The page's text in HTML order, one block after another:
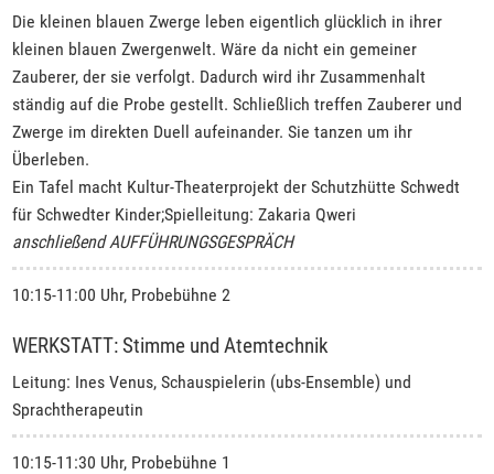
Die kleinen blauen Zwerge leben eigentlich glücklich in ihrer
kleinen blauen Zwergenwelt. Wäre da nicht ein gemeiner
Zauberer, der sie verfolgt. Dadurch wird ihr Zusammenhalt
ständig auf die Probe gestellt. Schließlich treffen Zauberer und
Zwerge im direkten Duell aufeinander. Sie tanzen um ihr
Überleben.
Ein Tafel macht Kultur-Theaterprojekt der Schutzhütte Schwedt
für Schwedter Kinder;Spielleitung: Zakaria Qweri
anschließend AUFFÜHRUNGSGESPRÄCH
10:15-11:00 Uhr, Probebühne 2
WERKSTATT: Stimme und Atemtechnik
Leitung: Ines Venus, Schauspielerin (ubs-Ensemble) und
Sprachtherapeutin
10:15-11:30 Uhr, Probebühne 1